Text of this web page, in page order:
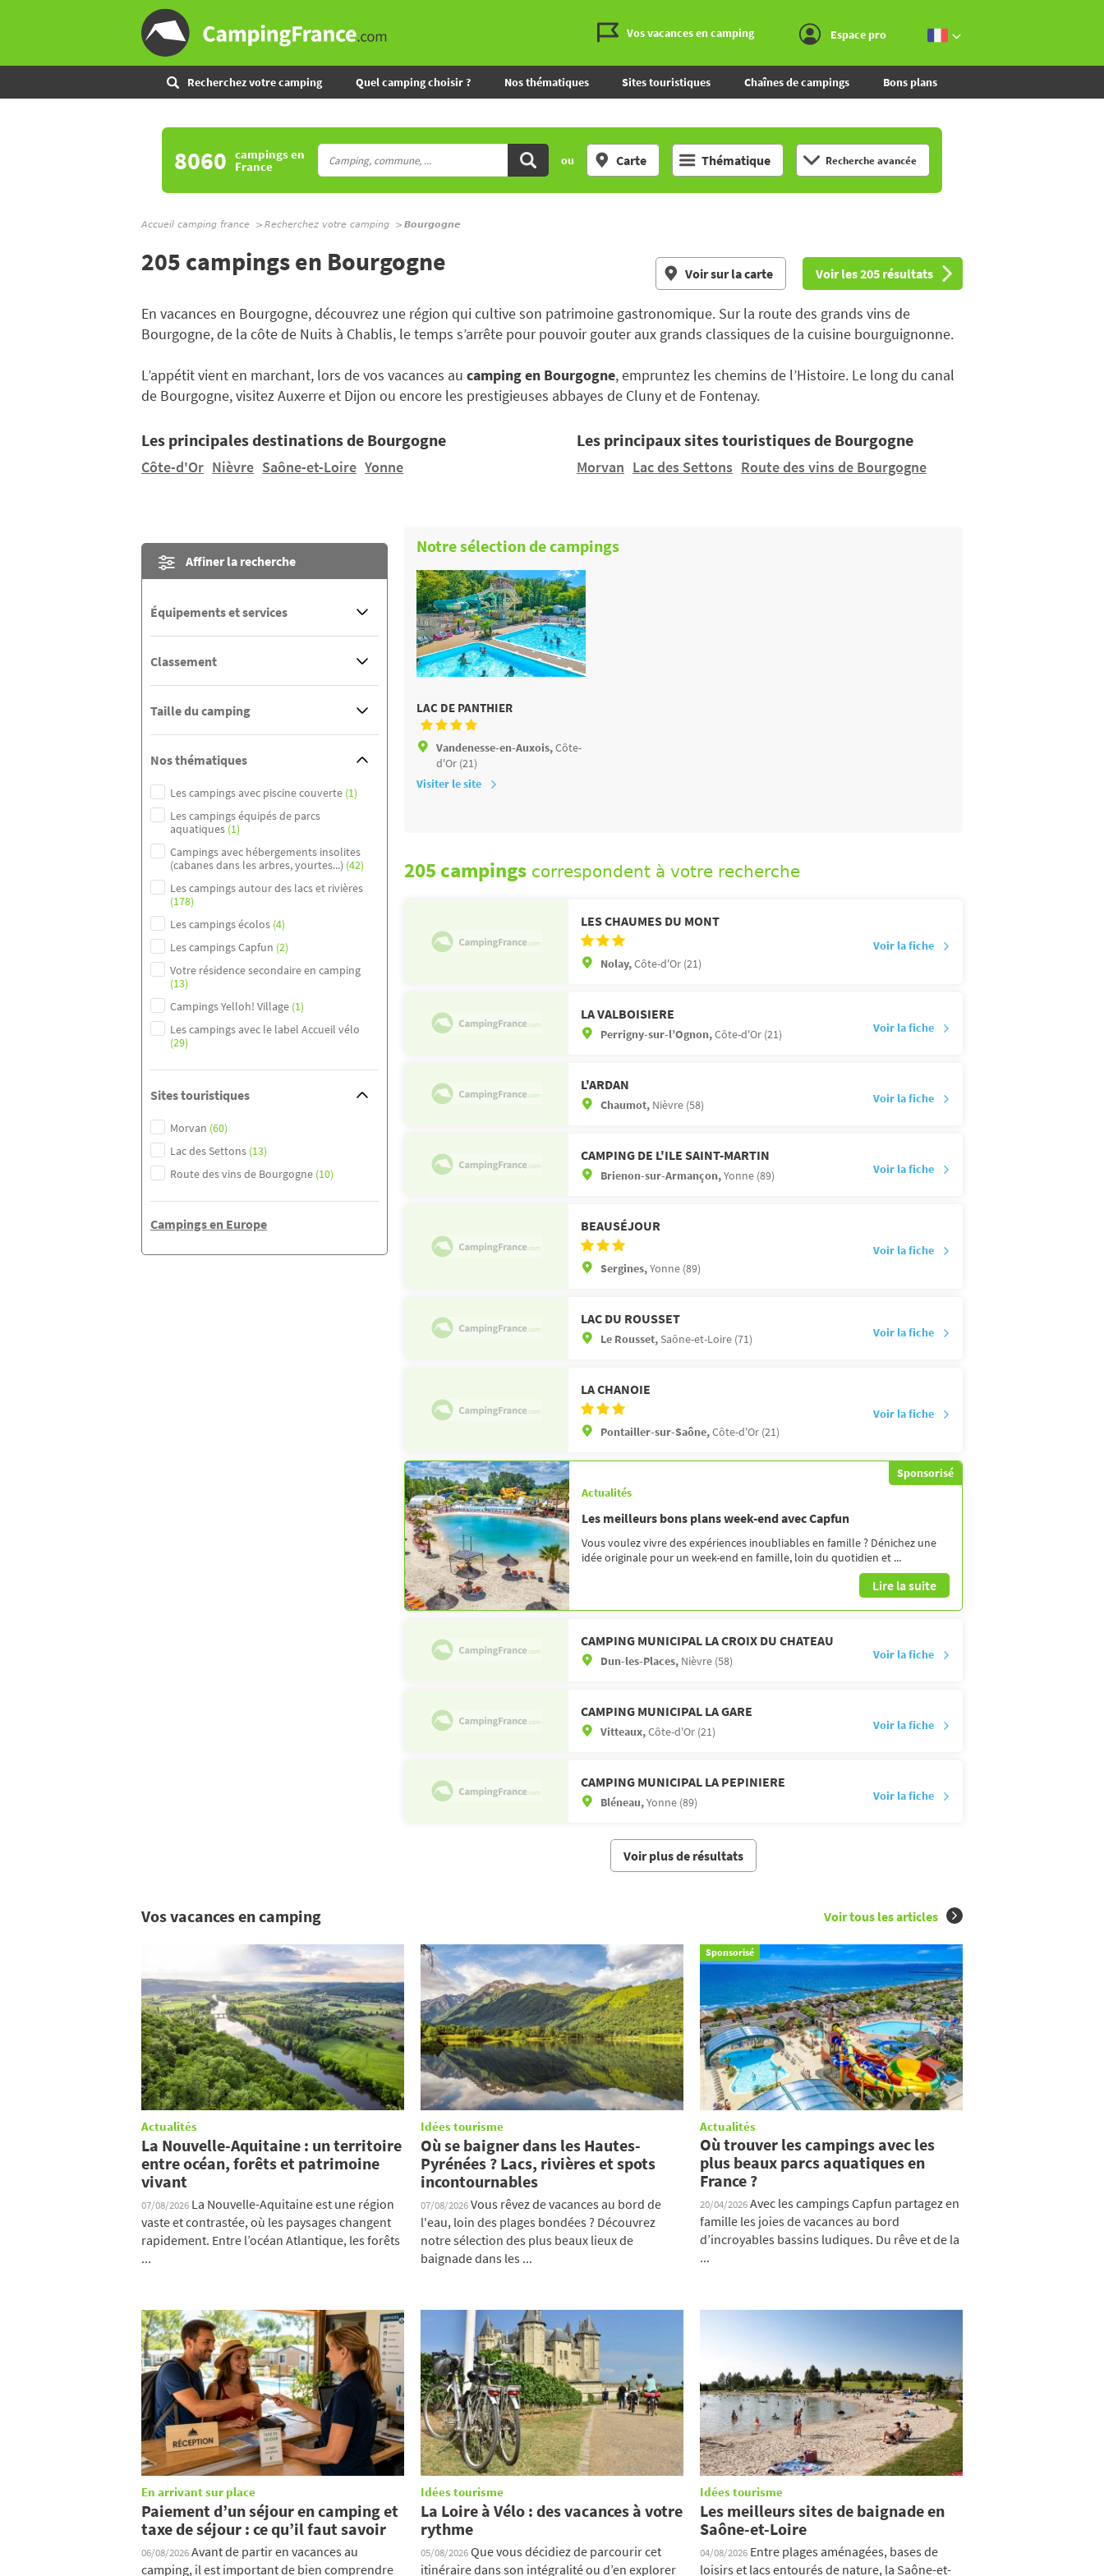
Vos vacances en camping Espace pro
Recherchez votre camping Quel camping choisir ? Nos thématiques Sites touristiques Chaînes de campings Bons plans
8060 campingsen
France ou Carte Thématique Recherche avancée
Accueil camping france Recherchez votre camping Bourgogne
205 campings en Bourgogne Voir sur la carte Voir les 205 résultats
En vacances en Bourgogne, découvrez une région qui cultive son patrimoine gastronomique. Sur la route des grands vins de
Bourgogne, de la côte de Nuits à Chablis, le temps s’arrête pour pouvoir gouter aux grands classiques de la cuisine bourguignonne.
L’appétit vient en marchant, lors de vos vacances au camping en Bourgogne, empruntez les chemins de l’Histoire. Le long du canal
de Bourgogne, visitez Auxerre et Dijon ou encore les prestigieuses abbayes de Cluny et de Fontenay.
Les principales destinations de Bourgogne
Côte-d'Or Nièvre Saône-et-Loire Yonne
Les principaux sites touristiques de Bourgogne
Morvan Lac des Settons Route des vins de Bourgogne
Affiner la recherche
Équipements et services
Classement
Taille du camping
Nos thématiques
Les campings avec piscine couverte (1)
Les campings équipés de parcs
aquatiques (1)
Campings avec hébergements insolites
(cabanes dans les arbres, yourtes...) (42)
Les campings autour des lacs et rivières
(178)
Les campings écolos (4)
Les campings Capfun (2)
Votre résidence secondaire en camping
(13)
Campings Yelloh! Village (1)
Les campings avec le label Accueil vélo
(29)
Sites touristiques
Morvan (60)
Lac des Settons (13)
Route des vins de Bourgogne (10)
Campings en Europe
Notre sélection de campings
LAC DE PANTHIER
Vandenesse-en-Auxois,Côte-
d'Or (21)
Visiter le site
205 campings correspondent à votre recherche
LES CHAUMES DU MONT
Nolay,Côte-d'Or (21)
Voir la fiche
LA VALBOISIERE
Perrigny-sur-l’Ognon,Côte-d'Or (21) Voir la fiche
L'ARDAN
Chaumot, Nièvre (58) Voir la fiche
CAMPING DE L'ILE SAINT-MARTIN
Brienon-sur-Armançon,Yonne (89) Voir la fiche
BEAUSÉJOUR
Sergines,Yonne (89)
Voir la fiche
LAC DU ROUSSET
Le Rousset, Saône-et-Loire (71) Voir la fiche
LA CHANOIE
Pontailler-sur-Saône,Côte-d'Or (21)
Voir la fiche
Sponsorisé
Actualités
Les meilleurs bons plans week-end avec Capfun
Vous voulez vivre des expériences inoubliables en famille ? Dénichez une
idée originale pour un week-end en famille, loin du quotidien et ...
Lire la suite
CAMPING MUNICIPAL LA CROIX DU CHATEAU
Dun-les-Places, Nièvre (58) Voir la fiche
CAMPING MUNICIPAL LA GARE
Vitteaux,Côte-d'Or (21) Voir la fiche
CAMPING MUNICIPAL LA PEPINIERE
Bléneau,Yonne (89) Voir la fiche
Voir plus de résultats
Vos vacances en camping Voir tous les articles
Actualités
La Nouvelle-Aquitaine : un territoire
entre océan, forêts et patrimoine
vivant
07/08/2026 La Nouvelle-Aquitaine est une région
vaste et contrastée, où les paysages changent
rapidement. Entre l’océan Atlantique, les forêts
...
Idées tourisme
Où se baigner dans les Hautes-
Pyrénées ? Lacs, rivières et spots
incontournables
07/08/2026Vous rêvez de vacances au bord de
l'eau, loin des plages bondées ? Découvrez
notre sélection des plus beaux lieux de
baignade dans les ...
Sponsorisé
Actualités
Où trouver les campings avec les
plus beaux parcs aquatiques en
France ?
20/04/2026Avec les campings Capfun partagez en
famille les joies de vacances au bord
d’incroyables bassins ludiques. Du rêve et de la
...
En arrivant sur place
Paiement d’un séjour en camping et
taxe de séjour : ce qu’il faut savoir
06/08/2026Avant de partir en vacances au
camping, il est important de bien comprendre
Idées tourisme
La Loire à Vélo : des vacances à votre
rythme
05/08/2026Que vous décidiez de parcourir cet
itinéraire dans son intégralité ou d’en explorer
Idées tourisme
Les meilleurs sites de baignade en
Saône-et-Loire
04/08/2026 Entre plages aménagées, bases de
loisirs et lacs entourés de nature, la Saône-et-